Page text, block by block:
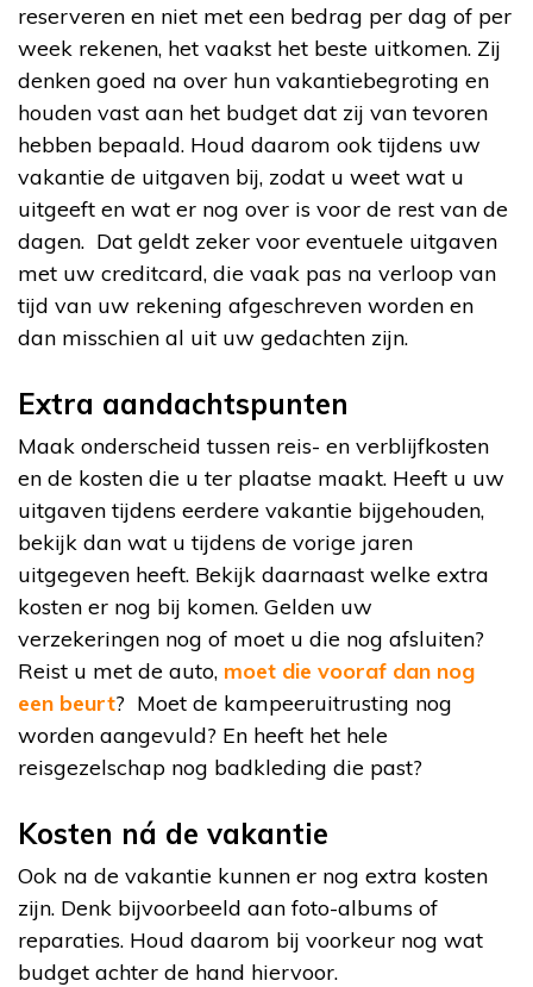
reserveren en niet met een bedrag per dag of per
week rekenen, het vaakst het beste uitkomen. Zij
denken goed na over hun vakantiebegroting en
houden vast aan het budget dat zij van tevoren
hebben bepaald. Houd daarom ook tijdens uw
vakantie de uitgaven bij, zodat u weet wat u
uitgeeft en wat er nog over is voor de rest van de
dagen. Dat geldt zeker voor eventuele uitgaven
met uw creditcard, die vaak pas na verloop van
tijd van uw rekening afgeschreven worden en
dan misschien al uit uw gedachten zijn.
Extra aandachtspunten
Maak onderscheid tussen reis- en verblijfkosten
en de kosten die u ter plaatse maakt. Heeft u uw
uitgaven tijdens eerdere vakantie bijgehouden,
bekijk dan wat u tijdens de vorige jaren
uitgegeven heeft. Bekijk daarnaast welke extra
kosten er nog bij komen. Gelden uw
verzekeringen nog of moet u die nog afsluiten?
Reist u met de auto, moet die vooraf dan nog
een beurt? Moet de kampeeruitrusting nog
worden aangevuld? En heeft het hele
reisgezelschap nog badkleding die past?
Kosten ná de vakantie
Ook na de vakantie kunnen er nog extra kosten
zijn. Denk bijvoorbeeld aan foto-albums of
reparaties. Houd daarom bij voorkeur nog wat
budget achter de hand hiervoor.